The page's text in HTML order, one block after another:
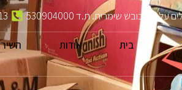
בית אודות